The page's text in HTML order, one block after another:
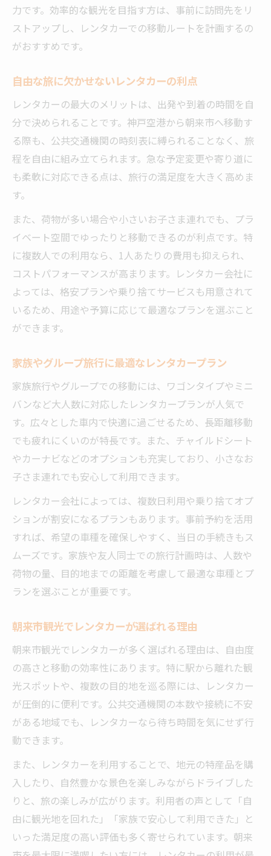
力です。効率的な観光を目指す方は、事前に訪問先をリ
ストアップし、レンタカーでの移動ルートを計画するの
がおすすめです。
自由な旅に欠かせないレンタカーの利点
レンタカーの最大のメリットは、出発や到着の時間を自
分で決められることです。神戸空港から朝来市へ移動す
る際も、公共交通機関の時刻表に縛られることなく、旅
程を自由に組み立てられます。急な予定変更や寄り道に
も柔軟に対応できる点は、旅行の満足度を大きく高めま
す。
また、荷物が多い場合や小さいお子さま連れでも、プラ
イベート空間でゆったりと移動できるのが利点です。特
に複数人での利用なら、1人あたりの費用も抑えられ、
コストパフォーマンスが高まります。レンタカー会社に
よっては、格安プランや乗り捨てサービスも用意されて
いるため、用途や予算に応じて最適なプランを選ぶこと
ができます。
家族やグループ旅行に最適なレンタカープラン
家族旅行やグループでの移動には、ワゴンタイプやミニ
バンなど大人数に対応したレンタカープランが人気で
す。広々とした車内で快適に過ごせるため、長距離移動
でも疲れにくいのが特長です。また、チャイルドシート
やカーナビなどのオプションも充実しており、小さなお
子さま連れでも安心して利用できます。
レンタカー会社によっては、複数日利用や乗り捨てオプ
ションが割安になるプランもあります。事前予約を活用
すれば、希望の車種を確保しやすく、当日の手続きもス
ムーズです。家族や友人同士での旅行計画時は、人数や
荷物の量、目的地までの距離を考慮して最適な車種とプ
ランを選ぶことが重要です。
朝来市観光でレンタカーが選ばれる理由
朝来市観光でレンタカーが多く選ばれる理由は、自由度
の高さと移動の効率性にあります。特に駅から離れた観
光スポットや、複数の目的地を巡る際には、レンタカー
が圧倒的に便利です。公共交通機関の本数や接続に不安
がある地域でも、レンタカーなら待ち時間を気にせず行
動できます。
また、レンタカーを利用することで、地元の特産品を購
入したり、自然豊かな景色を楽しみながらドライブした
りと、旅の楽しみが広がります。利用者の声として「自
由に観光地を回れた」「家族で安心して利用できた」と
いった満足度の高い評価も多く寄せられています。朝来